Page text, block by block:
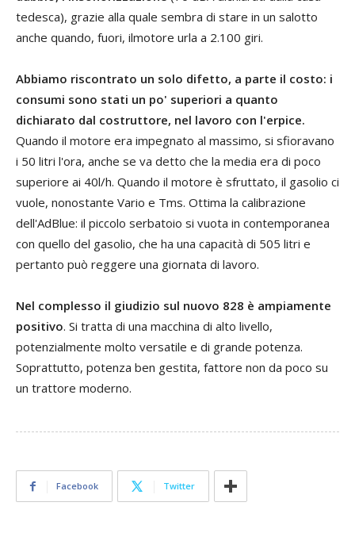
tedesca), grazie alla quale sembra di stare in un salotto
anche quando, fuori, ilmotore urla a 2.100 giri.
Abbiamo riscontrato un solo difetto, a parte il costo: i
consumi sono stati un po' superiori a quanto
dichiarato dal costruttore, nel lavoro con l'erpice.
Quando il motore era impegnato al massimo, si sfioravano
i 50 litri l'ora, anche se va detto che la media era di poco
superiore ai 40l/h. Quando il motore è sfruttato, il gasolio ci
vuole, nonostante Vario e Tms. Ottima la calibrazione
dell'AdBlue: il piccolo serbatoio si vuota in contemporanea
con quello del gasolio, che ha una capacità di 505 litri e
pertanto può reggere una giornata di lavoro.
Nel complesso il giudizio sul nuovo 828 è ampiamente
positivo. Si tratta di una macchina di alto livello,
potenzialmente molto versatile e di grande potenza.
Soprattutto, potenza ben gestita, fattore non da poco su
un trattore moderno.
Facebook Twitter